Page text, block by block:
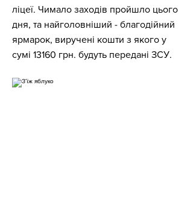
ліцеї. Чимало заходів пройшло цього
дня, та найголовніший - благодійний
ярмарок, виручені кошти з якого у
сумі 13160 грн. будуть передані ЗСУ.